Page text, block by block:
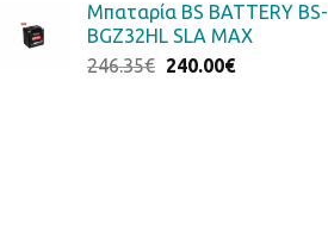
was:
9.00€.
τιμή
είναι:
5.00€.
Μπαταρία BS BATTERY BS-
BGZ32HL SLA MAX
246.35€ Original
240.00€Η